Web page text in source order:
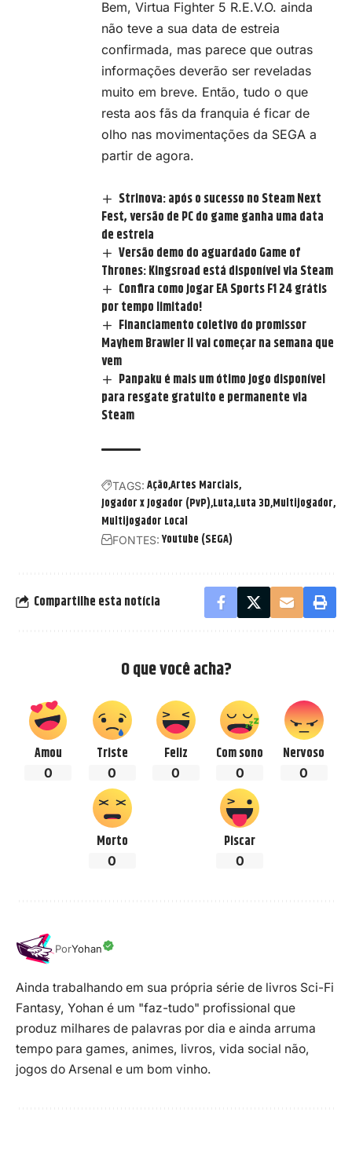
Bem, Virtua Fighter 5 R.E.V.O. ainda
não teve a sua data de estreia
confirmada, mas parece que outras
informações deverão ser reveladas
muito em breve. Então, tudo o que
resta aos fãs da franquia é ficar de
olho nas movimentações da SEGA a
partir de agora.
Strinova: após o sucesso no Steam Next
Fest, versão de PC do game ganha uma data
de estreia
Versão demo do aguardado Game of
Thrones: Kingsroad está disponível via Steam
Confira como jogar EA Sports F1 24 grátis
por tempo limitado!
Financiamento coletivo do promissor
Mayhem Brawler II vai começar na semana que
vem
Panpaku é mais um ótimo jogo disponível
para resgate gratuito e permanente via
Steam
TAGS: AçãoArtes Marciais
Jogador x Jogador (PvP) Luta Luta 3D Multijogador
Multijogador Local
FONTES: Youtube (SEGA)
Compartilhe esta notícia
O que você acha?
Amou
0
Triste
0
Feliz
0
Com sono
0
Nervoso
0
Morto
0
Piscar
0
PorYohan
Ainda trabalhando em sua própria série de livros Sci-Fi
Fantasy, Yohan é um "faz-tudo" profissional que
produz milhares de palavras por dia e ainda arruma
tempo para games, animes, livros, vida social não,
jogos do Arsenal e um bom vinho.